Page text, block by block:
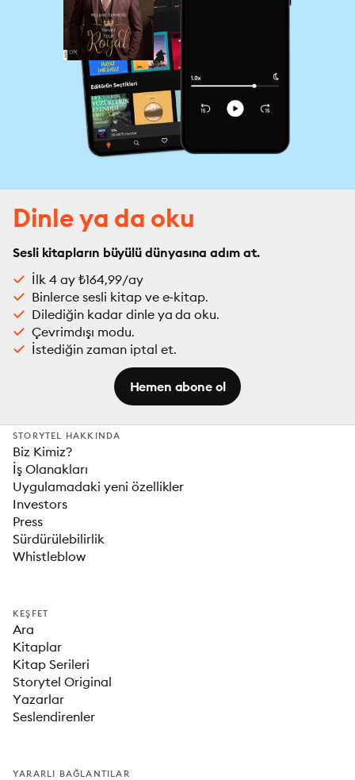
Dinle ya da oku
Sesli kitapların büyülü dünyasına adım at.
İlk 4 ay ₺164,99/ay
Binlerce sesli kitap ve e-kitap.
Dilediğin kadar dinle ya da oku.
Çevrimdışı modu.
İstediğin zaman iptal et.
Hemen abone ol
STORYTEL HAKKINDA
Biz Kimiz?
İş Olanakları
Uygulamadaki yeni özellikler
Investors
Press
Sürdürülebilirlik
Whistleblow
KEŞFET
Ara
Kitaplar
Kitap Serileri
Storytel Original
Yazarlar
Seslendirenler
YARARLI BAĞLANTILAR